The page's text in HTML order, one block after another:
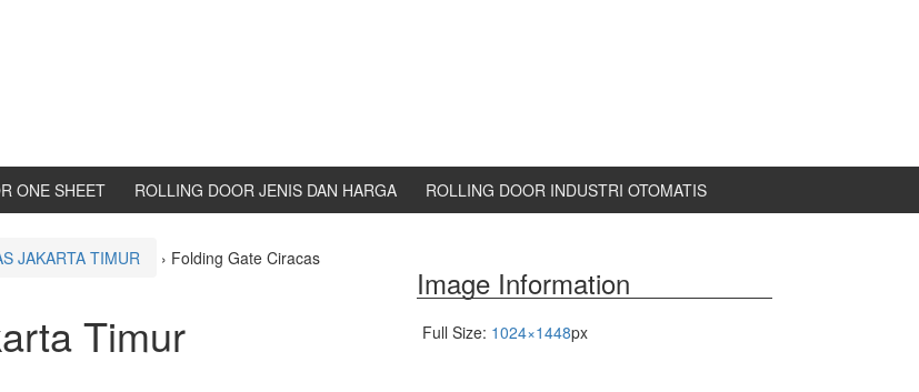
ONE SHEET ROLLING DOOR JENIS DAN HARGA ROLLING DOOR INDUSTRI OTOMATIS
JAKARTA TIMUR › Folding Gate Ciracas
Timur
Image Information
Full Size: 1024×1448px